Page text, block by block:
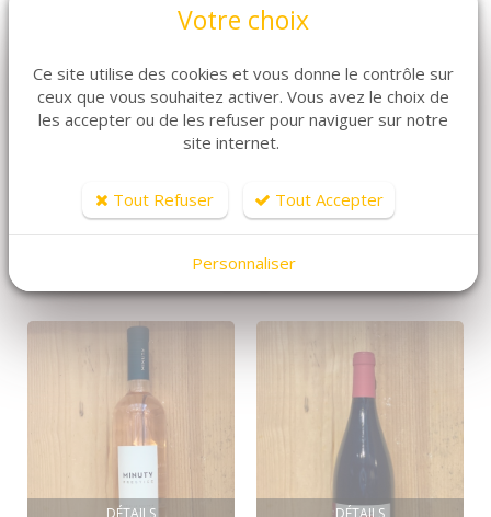
Dans la même famille de produits, découvrez
également ces produits plébiscités par nos clients
DÉTAILS DÉTAILS
Votre choix
Ce site utilise des cookies et vous donne le contrôle sur
ceux que vous souhaitez activer. Vous avez le choix de
les accepter ou de les refuser pour naviguer sur notre
site internet.
Tout Refuser Tout Accepter
Personnaliser